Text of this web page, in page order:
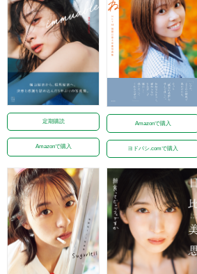
定期購読
Amazonで購入
Amazonで購入
ヨドバシ.comで購入